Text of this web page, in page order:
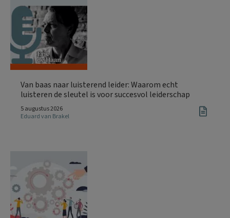
Van baas naar luisterend leider: Waarom echt
luisteren de sleutel is voor succesvol leiderschap
5 augustus 2026
Eduard van Brakel